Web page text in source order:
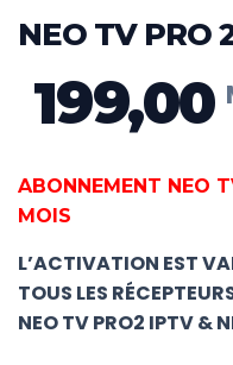
NEO TV PRO
199,00
ABONNEMENT NEO
MOIS
L’ACTIVATION EST
TOUS LES
NEO TV PRO2 IPTV &